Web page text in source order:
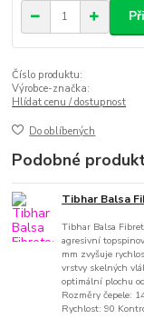
Číslo produktu:
Výrobce-značka:
Hlídat cenu / dostupnost
Do oblíbených
Podobné
Tibhar Balsa
Tibhar Balsa
agresivní
mm zvyšuje
vrstvy skelných
optimální plochu
Rozměry čepele:
Rychlost: 90